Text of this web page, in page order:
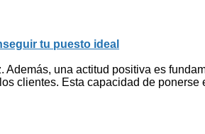
tu puesto ideal
una actitud positiva es
clientes. Esta capacidad de